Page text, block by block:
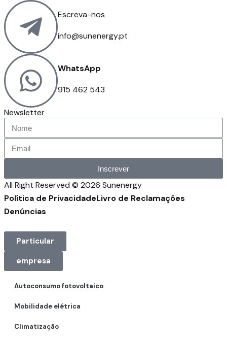
Escreva-nos
info@sunenergy.pt
WhatsApp
915 462 543
Newsletter
Inscrever
All Right Reserved © 2026 Sunenergy
Política de PrivacidadeLivro de Reclamações
Denúncias
Particular
empresa
Autoconsumo fotovoltaico
Mobilidade elétrica
Climatização